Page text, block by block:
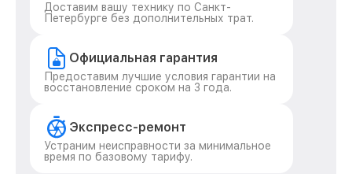
Доставим вашу технику по Санкт-
Петербурге без дополнительных трат.
Официальная гарантия
Предоставим лучшие условия гарантии на
восстановление сроком на 3 года.
Экспресс-ремонт
Устраним неисправности за минимальное
время по базовому тарифу.